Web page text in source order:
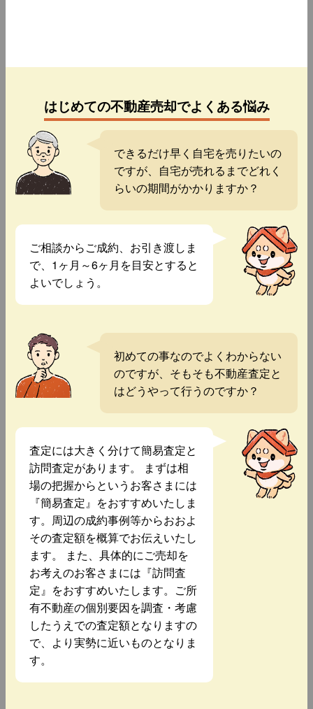
はじめての不動産売却でよくある悩み
できるだけ早く自宅を売りたいの
ですが、自宅が売れるまでどれく
らいの期間がかかりますか？
ご相談からご成約、お引き渡しま
で、1ヶ月～6ヶ月を目安とすると
よいでしょう。
初めての事なのでよくわからない
のですが、そもそも不動産査定と
はどうやって行うのですか？
査定には大きく分けて簡易査定と
訪問査定があります。 まずは相
場の把握からというお客さまには
『簡易査定』をおすすめいたしま
す。周辺の成約事例等からおおよ
その査定額を概算でお伝えいたし
ます。 また、具体的にご売却を
お考えのお客さまには『訪問査
定』をおすすめいたします。ご所
有不動産の個別要因を調査・考慮
したうえでの査定額となりますの
で、より実勢に近いものとなりま
す。